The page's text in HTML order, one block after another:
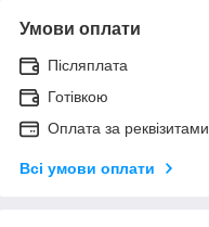
Умови оплати
Післяплата
Готівкою
Оплата за реквізитами
Всі умови оплати